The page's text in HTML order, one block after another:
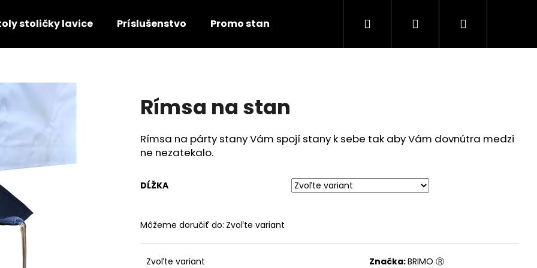
stoličky lavice Príslušenstvo Promo stan Napíšte nám Obchodné
Hľadať PrihlásenieNákupný
Rímsa na stan
Rímsa na párty stany Vám spojí stany k sebe tak aby Vám dovnútra medzi
ne nezatekalo.
DĹŽKA
Môžeme doručiť do: Zvoľte variant
Zvoľte variant Značka:BRIMO Ⓡ
HĽADAŤ